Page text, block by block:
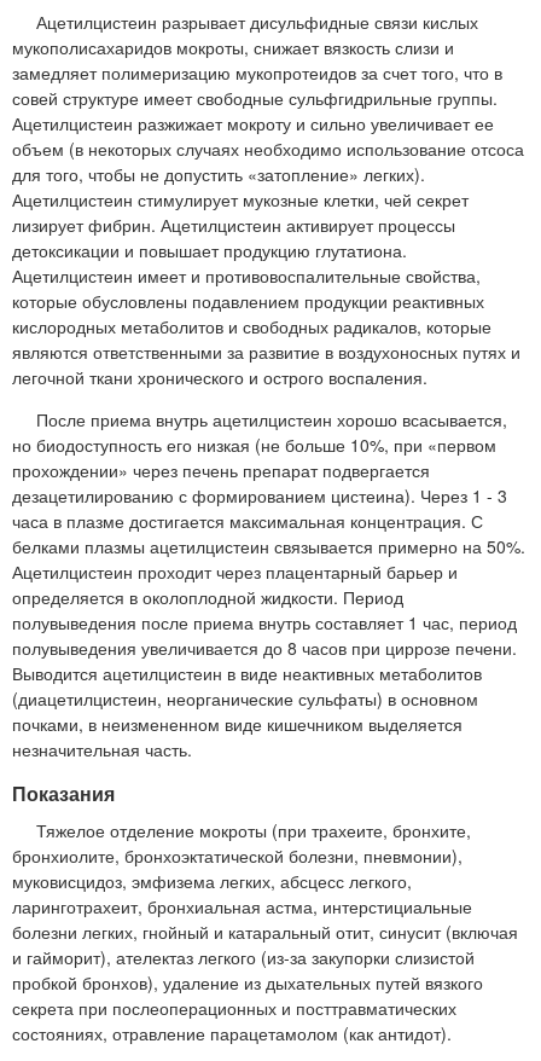
Ацетилцистеин разрывает дисульфидные связи кислых
мукополисахаридов мокроты, снижает вязкость слизи и
замедляет полимеризацию мукопротеидов за счет того, что в
совей структуре имеет свободные сульфгидрильные группы.
Ацетилцистеин разжижает мокроту и сильно увеличивает ее
объем (в некоторых случаях необходимо использование отсоса
для того, чтобы не допустить «затопление» легких).
Ацетилцистеин стимулирует мукозные клетки, чей секрет
лизирует фибрин. Ацетилцистеин активирует процессы
детоксикации и повышает продукцию глутатиона.
Ацетилцистеин имеет и противовоспалительные свойства,
которые обусловлены подавлением продукции реактивных
кислородных метаболитов и свободных радикалов, которые
являются ответственными за развитие в воздухоносных путях и
легочной ткани хронического и острого воспаления.
После приема внутрь ацетилцистеин хорошо всасывается,
но биодоступность его низкая (не больше 10%, при «первом
прохождении» через печень препарат подвергается
дезацетилированию с формированием цистеина). Через 1 - 3
часа в плазме достигается максимальная концентрация. С
белками плазмы ацетилцистеин связывается примерно на 50%.
Ацетилцистеин проходит через плацентарный барьер и
определяется в околоплодной жидкости. Период
полувыведения после приема внутрь составляет 1 час, период
полувыведения увеличивается до 8 часов при циррозе печени.
Выводится ацетилцистеин в виде неактивных метаболитов
(диацетилцистеин, неорганические сульфаты) в основном
почками, в неизмененном виде кишечником выделяется
незначительная часть.
Показания
Тяжелое отделение мокроты (при трахеите, бронхите,
бронхиолите, бронхоэктатической болезни, пневмонии),
муковисцидоз, эмфизема легких, абсцесс легкого,
ларинготрахеит, бронхиальная астма, интерстициальные
болезни легких, гнойный и катаральный отит, синусит (включая
и гайморит), ателектаз легкого (из-за закупорки слизистой
пробкой бронхов), удаление из дыхательных путей вязкого
секрета при послеоперационных и посттравматических
состояниях, отравление парацетамолом (как антидот).